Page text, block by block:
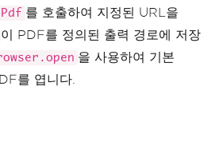
를 호출하여 지정된 URL을
이 PDF를 정의된 출력 경로에 저장
을 사용하여 기본
를 엽니다.